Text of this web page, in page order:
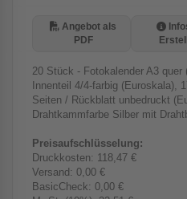
Angebot als
PDF
20 Stück - Fotokalender A3
Innenteil 4/4-farbig (Euroskala),
Seiten / Rückblatt unbedruckt
Drahtkammfarbe Silber mit
Preisaufschlüsselung:
Druckkosten: 118,47 €
Versand: 0,00 €
BasicCheck: 0,00 €